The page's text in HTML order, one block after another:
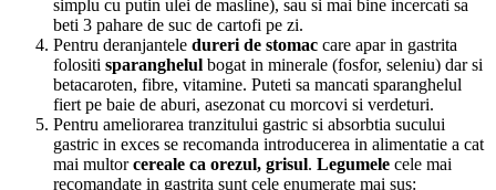
simplu cu putin ulei de masline), sau si mai bine incercati sa
beti 3 pahare de suc de cartofi pe zi.
Pentru deranjantele dureri de stomac care apar in gastrita
folositi sparanghelul bogat in minerale (fosfor, seleniu) dar si
betacaroten, fibre, vitamine. Puteti sa mancati sparanghelul
fiert pe baie de aburi, asezonat cu morcovi si verdeturi.
Pentru ameliorarea tranzitului gastric si absorbtia sucului
gastric in exces se recomanda introducerea in alimentatie a cat
mai multorcereale ca orezul, grisul. Legumele cele mai
recomandate in gastrita sunt cele enumerate mai sus: